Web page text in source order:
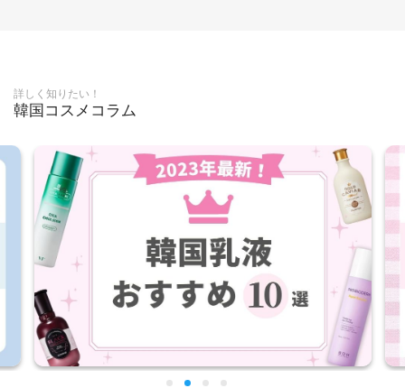
韓国コスメコラム
詳しく知りたい！